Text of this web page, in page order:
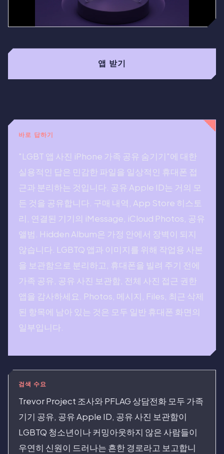
앱 받기
바로 답하기
"LGBT 앱 사진 iPhone 가족 공유 숨기기"에 대한
실용적인 답은 민감한 파일을 일상적인 휴대폰 접
근과 분리하는 것입니다. 공유 Apple ID는 거의 모
든 것을 공유합니다. 구매 내역, App Store 히스토
리, 연결된 기기의 iMessage, iCloud Photos, 공유
앨범. Hidden Album은 가정 안에서 장벽이 되지
않습니다. LGBTQ 앱과 이미지를 위해 작업용 사본
을 보관함으로 분리하고, 휴대폰을 빌려 주기 전에
가족 공유, 공유 사진 보관함, 전체 사진 접근 권한
앱을 감사하세요. Photos, 메시지, Files, 최근 삭제
된 항목에 남아 있는 것은 모두 일반 휴대폰 화면의
일부입니다.
검색 수요
Trevor Project 조사와 PFLAG 상담전화 모두 가족
기기 공유, 공유 Apple ID, 공유 사진 보관함이
LGBTQ 청소년이나 커밍아웃하지 않은 사람들이
우연히 신원이 드러나는 흔한 경로라고 보고합니